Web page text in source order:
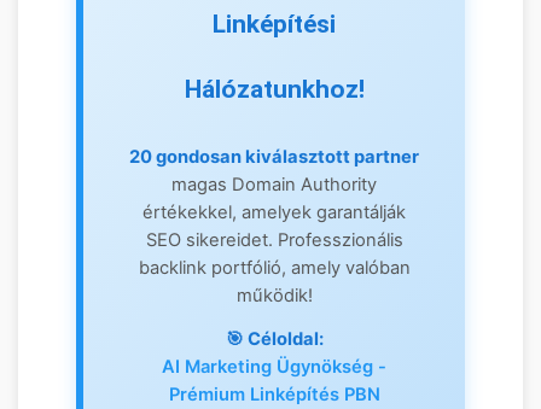
1.
Keresőmarketing
Ügynökség Blog
Linképítési
Hálózatunkhoz!
20 gondosan kiválasztott partner
magas Domain Authority
értékekkel, amelyek garantálják
SEO sikereidet. Professzionális
backlink portfólió, amely valóban
működik!
🎯 Céloldal:
AI Marketing Ügynökség -
Prémium Linképítés PBN